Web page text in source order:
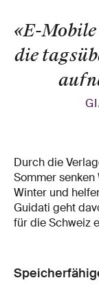
«E-
die
Durch die
Sommer
Winter und
Guidati geht
für die Schweiz